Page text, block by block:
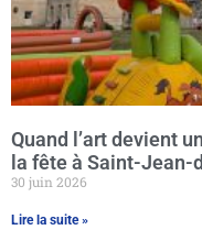
Quand l’art devient
la fête à Saint-Jean-
30 juin 2026
Lire la suite »